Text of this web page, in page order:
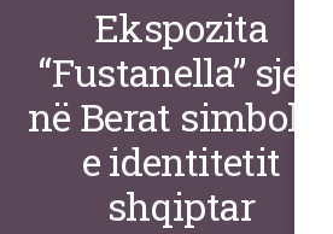
Ekspozita
“Fustanella” sjell
në Berat simbolin
e identitetit
shqiptar